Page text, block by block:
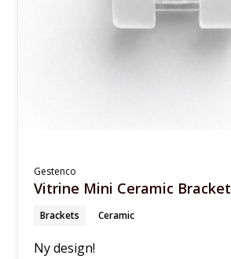
Gestenco
Vitrine Mini Ceramic Bracket
Brackets Ceramic
Ny design!